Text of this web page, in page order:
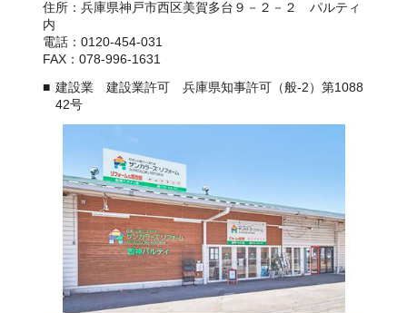
住所：兵庫県神戸市西区美賀多台９－２－２ パルティ
内
電話：0120-454-031
FAX：078-996-1631
建設業 建設業許可 兵庫県知事許可（般-2）第1088
42号